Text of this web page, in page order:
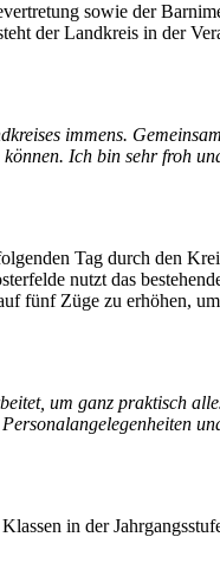
sowie der
der Landkreis in der
immens.
Ich bin sehr froh
Tag durch den
nutzt das
fünf Züge zu erhöhen,
um ganz praktisch
in der